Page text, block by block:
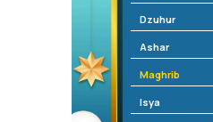
Dzuhur
Ashar
Maghrib
Isya